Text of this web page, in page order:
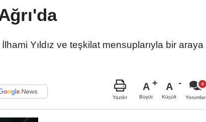
Yıldız ve teşkilat mensuplarıyla bir araya
Yazdır
A
Büyüt
A
Küçült Yorumlar